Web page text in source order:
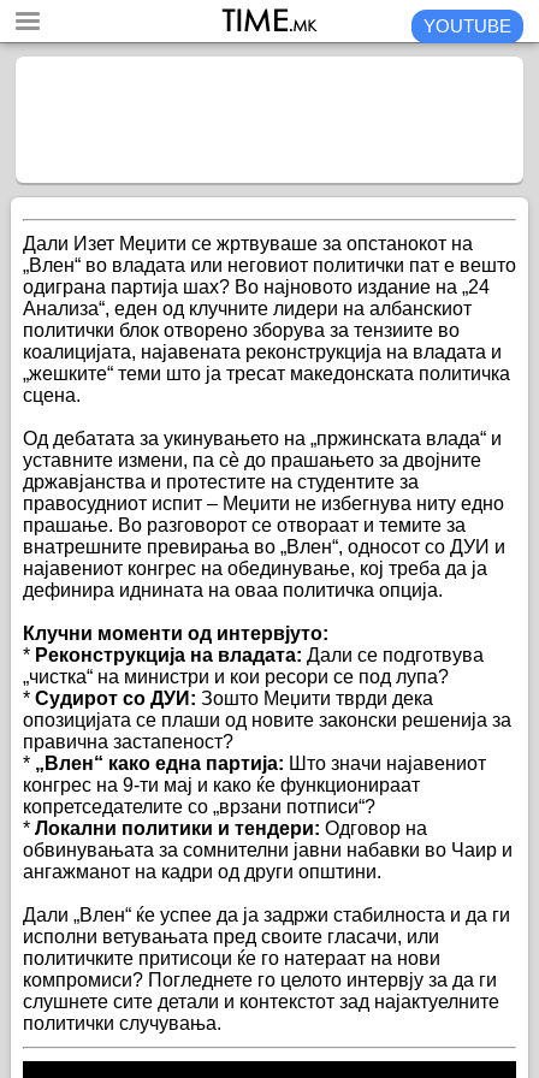
YOUTUBE
Дали Изет Меџити се жртвуваше за опстанокот на
„Влен“ во владата или неговиот политички пат е вешто
одиграна партија шах? Во најновото издание на „24
Анализа“, еден од клучните лидери на албанскиот
политички блок отворено зборува за тензиите во
коалицијата, најавената реконструкција на владата и
„жешките“ теми што ја тресат македонската политичка
сцена.
Од дебатата за укинувањето на „пржинската влада“ и
уставните измени, па сè до прашањето за двојните
државјанства и протестите на студентите за
правосудниот испит – Меџити не избегнува ниту едно
прашање. Во разговорот се отвораат и темите за
внатрешните превирања во „Влен“, односот со ДУИ и
најавениот конгрес на обединување, кој треба да ја
дефинира иднината на оваа политичка опција.
Клучни моменти од интервјуто:
* Реконструкција на владата: Дали се подготвува
„чистка“ на министри и кои ресори се под лупа?
* Судирот со ДУИ: Зошто Меџити тврди дека
опозицијата се плаши од новите законски решенија за
правична застапеност?
* „Влен“ како една партија: Што значи најавениот
конгрес на 9-ти мај и како ќе функционираат
копретседателите со „врзани потписи“?
* Локални политики и тендери: Одговор на
обвинувањата за сомнителни јавни набавки во Чаир и
ангажманот на кадри од други општини.
Дали „Влен“ ќе успее да ја задржи стабилноста и да ги
исполни ветувањата пред своите гласачи, или
политичките притисоци ќе го натераат на нови
компромиси? Погледнете го целото интервју за да ги
слушнете сите детали и контекстот зад најактуелните
политички случувања.